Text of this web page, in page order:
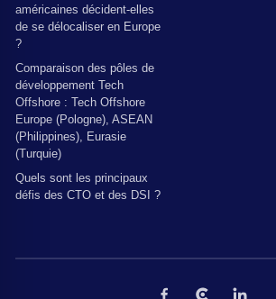
américaines décident-elles
de se délocaliser en Europe
?
Comparaison des pôles de
développement Tech
Offshore : Tech Offshore
Europe (Pologne), ASEAN
(Philippines), Eurasie
(Turquie)
Quels sont les principaux
défis des CTO et des DSI ?